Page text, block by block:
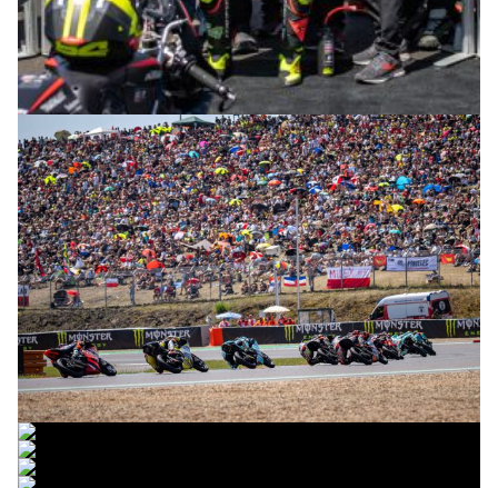
© R.Lekl
© R.Lekl
© R.Lekl